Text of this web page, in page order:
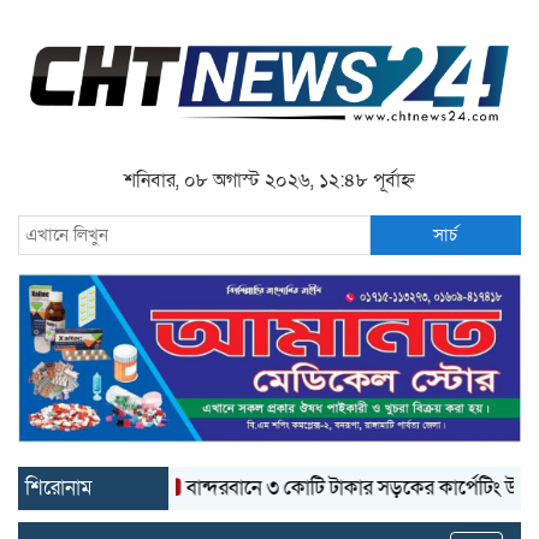
শনিবার, ০৮ অগাস্ট ২০২৬, ১২:৪৮ পূর্বাহ্ন
সার্চ
শিরোনাম বান্দরবানে ৩ কোটি টাকার সড়কের কার্পেটিং উঠে যাচ্ছে